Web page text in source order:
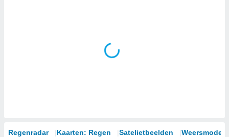
Regenradar Kaarten: Regen Satelietbeelden